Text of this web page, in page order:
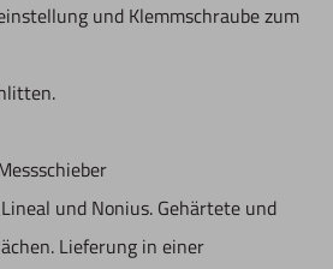
und Klemmschraube zum
und Nonius. Gehärtete und
Lieferung in einer